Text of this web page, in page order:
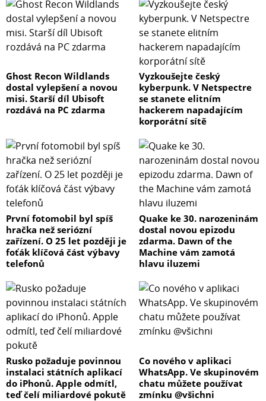
Ghost Recon Wildlands
dostal vylepšení a novou
misi. Starší díl Ubisoft
rozdává na PC zdarma
Vyzkoušejte český
kyberpunk. V Netspectre
se stanete elitním
hackerem napadajícím
korporátní sítě
První fotomobil byl spíš
hračka než seriózní
zařízení. O 25 let později je
foťák klíčová část výbavy
telefonů
Quake ke 30. narozeninám
dostal novou epizodu
zdarma. Dawn of the
Machine vám zamotá
hlavu iluzemi
Rusko požaduje povinnou
instalaci státních aplikací
do iPhonů. Apple odmítl,
teď čelí miliardové pokutě
Co nového v aplikaci
WhatsApp. Ve skupinovém
chatu můžete používat
zmínku @všichni